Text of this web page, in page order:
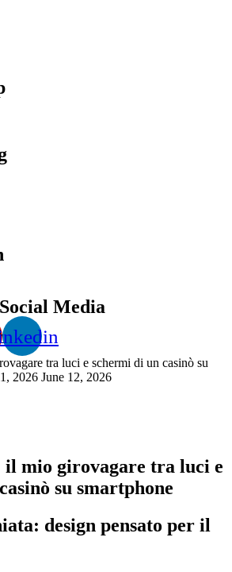
Media
tra luci e schermi di un casinò su
2026 June 12, 2026
il mio girovagare tra luci e
su smartphone
design pensato per il